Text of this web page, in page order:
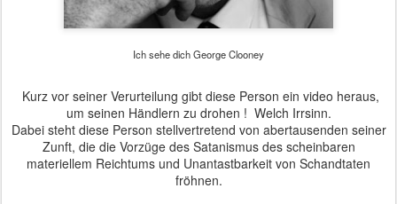
Ich sehe dich George Clooney
Kurz vor seiner Verurteilung gibt diese Person ein video heraus,
um seinen Händlern zu drohen ! Welch Irrsinn.
Dabei steht diese Person stellvertretend von abertausenden seiner
Zunft, die die Vorzüge des Satanismus des scheinbaren
materiellem Reichtums und Unantastbarkeit von Schandtaten
fröhnen.